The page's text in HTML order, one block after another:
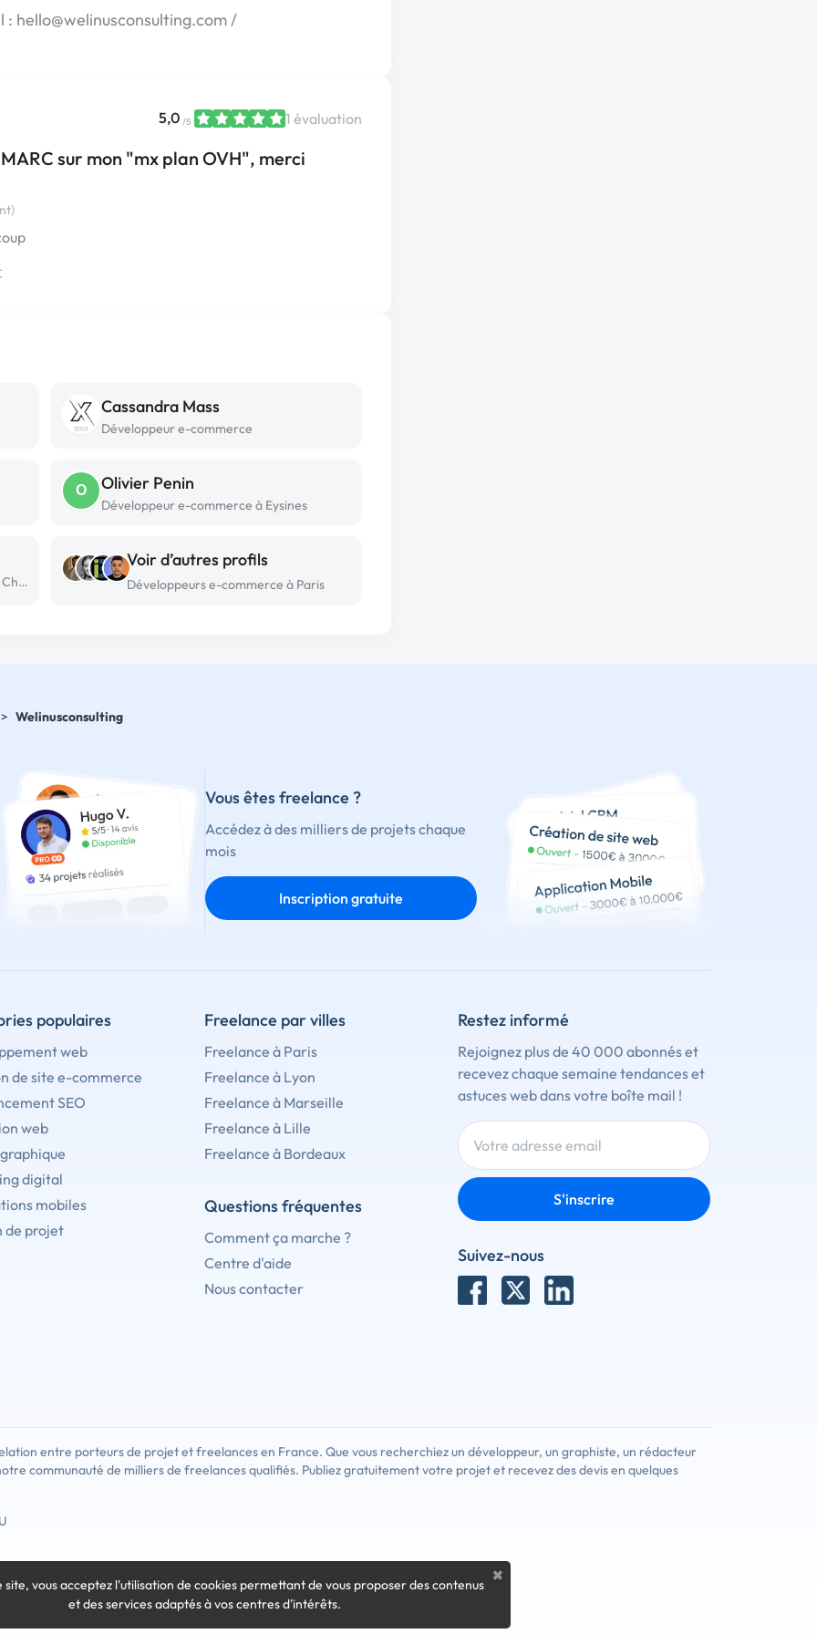
hello@welinusconsulting.com /
5,0 /5 1 évaluation
sur mon "mx plan OVH", merci
Cassandra Mass
Développeur e-commerce
O Olivier Penin
Développeur e-commerce à Eysines
Développeur e-commerce freelance à Chapet
Voir d’autres profils
Développeurs e-commerce à Paris
> Welinusconsulting
Vous êtes freelance ?
Accédez à des milliers de projets chaque
mois
Inscription gratuite
populaires
web
de site e-commerce
SEO
web
digital
mobiles
de projet
Freelance par villes
Freelance à Paris
Freelance à Lyon
Freelance à Marseille
Freelance à Lille
Freelance à Bordeaux
Questions fréquentes
Comment ça marche ?
Centre d'aide
Nous contacter
Restez informé
Rejoignez plus de 40 000 abonnés et
recevez chaque semaine tendances et
astuces web dans votre boîte mail !
S'inscrire
Suivez-nous
entre porteurs de projet et freelances en France. Que vous recherchiez un développeur, un graphiste, un rédacteur
communauté de milliers de freelances qualifiés. Publiez gratuitement votre projet et recevez des devis en quelques
×
site, vous acceptez l'utilisation de cookies permettant de vous proposer des contenus
et des services adaptés à vos centres d'intérêts.